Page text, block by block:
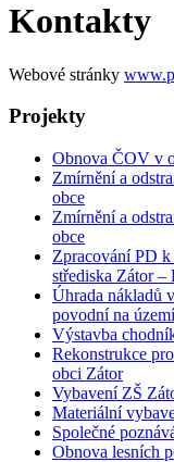
Kontakty
Webové stránky
Projekty
Obnova ČOV v
Zmírnění a
obce
Zmírnění a
obce
Zpracování PD
střediska Zátor
Úhrada nákladů
povodní na
Výstavba
Rekonstrukce
obci Zátor
Vybavení ZŠ
Materiální
Společné
Obnova lesních